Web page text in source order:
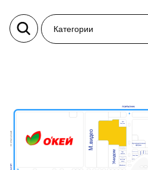
Категории
М.видео
Унидом
Дом
Попугаев
Парк
бабочек
Кеша
Батутный
центр
Rieker
Крокодиловая
ферма
Виртуальная
Анор-Анор
Subway